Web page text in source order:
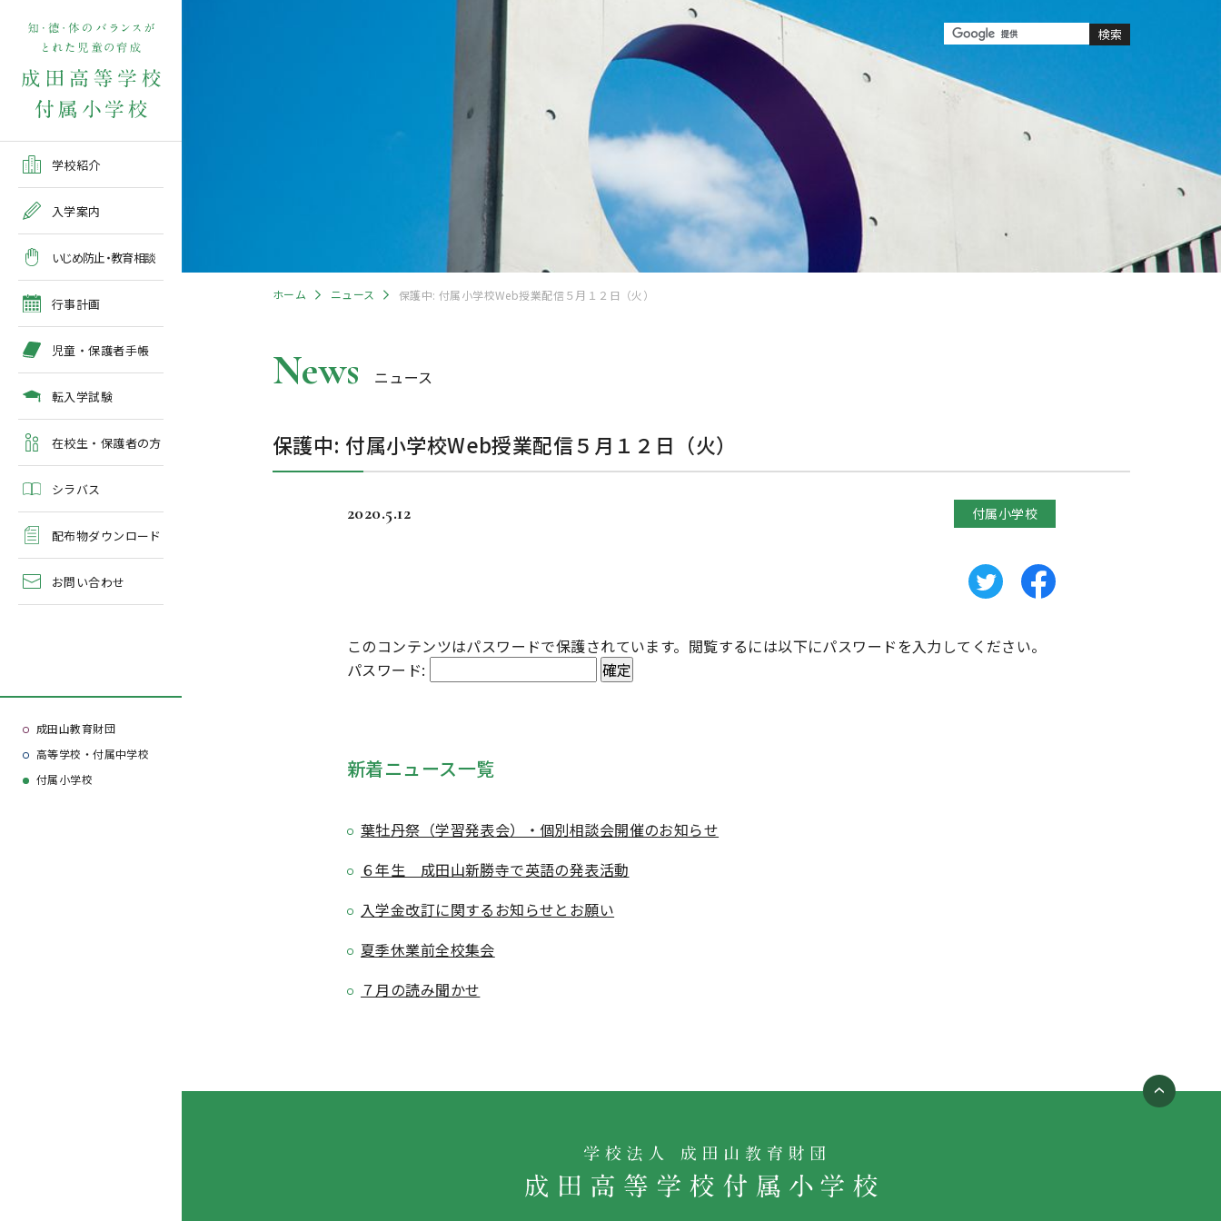
学校紹介
教育課程
年間行事
施設紹介
アクセスマップ
よくある質問
入学案内
募集要項
出願方法
入学検査
入学検査関係行事等の呼
びかけ
学校案内・資料請求
いじめ防止・教育相談
行事計画
５月の行事予定
６月の行事予定
７月・８月の行事予定
児童・保護者手帳
転入学試験
在校生・保護者の方
緊急時・警報発令時の対
処について
臨時休校等の特別措置に
シラバス
配布物ダウンロード
お問い合わせ
成田山教育財団
高等学校・付属中学校
付属小学校
ホーム ニュース 保護中: 付属小学校Web授業配信５月１２日（火）
News ニュース
保護中: 付属小学校Web授業配信５月１２日（火）
2020.5.12 付属小学校
このコンテンツはパスワードで保護されています。閲覧するには以下にパスワードを入力してください。
パスワード:
新着ニュース一覧
葉牡丹祭（学習発表会）・個別相談会開催のお知らせ
６年生 成田山新勝寺で英語の発表活動
入学金改訂に関するお知らせとお願い
夏季休業前全校集会
７月の読み聞かせ